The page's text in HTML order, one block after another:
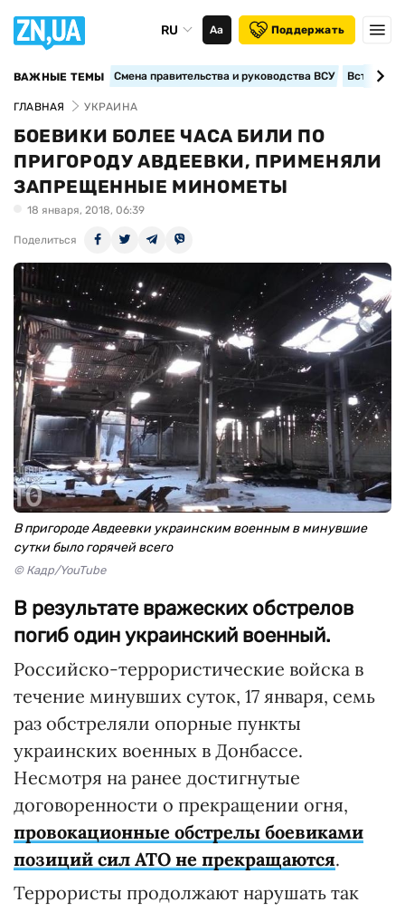
RU Аа Поддержать
ВАЖНЫЕ ТЕМЫ Смена правительства и руководства ВСУ
ГЛАВНАЯ УКРАИНА
БОЕВИКИ БОЛЕЕ ЧАСА БИЛИ ПО
ПРИГОРОДУ АВДЕЕВКИ, ПРИМЕНЯЛИ
ЗАПРЕЩЕННЫЕ МИНОМЕТЫ
18 января, 2018, 06:39
Поделиться
В пригороде Авдеевки украинским военным в минувшие
сутки было горячей всего
© Кадр/YouTube
В результате вражеских обстрелов
погиб один украинский военный.
Российско-террористические войска в
течение минувших суток, 17 января, семь
раз обстреляли опорные пункты
украинских военных в Донбассе.
Несмотря на ранее достигнутые
договоренности о прекращении огня,
провокационные обстрелы боевиками
позиций сил АТО не прекращаются.
Террористы продолжают нарушать так